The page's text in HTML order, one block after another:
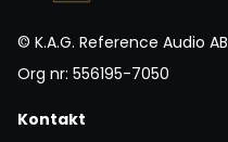
© K.A.G. Reference Audio AB
Org nr: 556195-7050
Kontakt